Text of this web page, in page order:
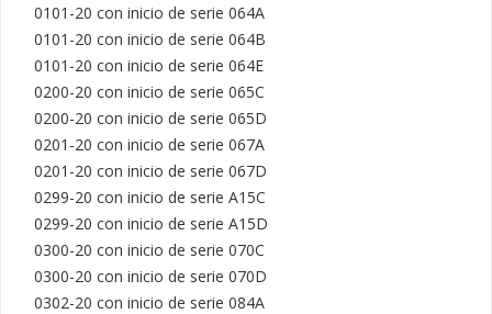
0101-20 con inicio de serie 064A
0101-20 con inicio de serie 064B
0101-20 con inicio de serie 064E
0200-20 con inicio de serie 065C
0200-20 con inicio de serie 065D
0201-20 con inicio de serie 067A
0201-20 con inicio de serie 067D
0299-20 con inicio de serie A15C
0299-20 con inicio de serie A15D
0300-20 con inicio de serie 070C
0300-20 con inicio de serie 070D
0302-20 con inicio de serie 084A